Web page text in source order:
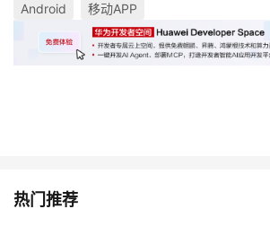
Android 移动APP
热门推荐